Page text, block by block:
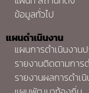
ข้อมูลทั่วไป
แผนดำเนินงาน
แผนการดำเนินงาน
รายงานติดตามกา
รายงานผลการดำเ